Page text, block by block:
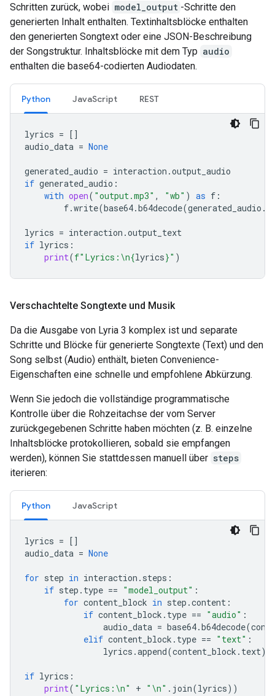
Schritten zurück, wobei model_output -Schritte den
generierten Inhalt enthalten. Textinhaltsblöcke enthalten
den generierten Songtext oder eine JSON-Beschreibung
der Songstruktur. Inhaltsblöcke mit dem Typ audio
enthalten die base64-codierten Audiodaten.
Python JavaScript REST
lyrics = []
audio_data = None
generated_audio = interaction .output_audio
if generated_audio :
with open( "output.mp3" , "wb" ) as f :
f.write(base64.b64decode(generated_audio .
lyrics = interaction .output_text
if lyrics :
print(f"Lyrics: \n{lyrics}" )
Verschachtelte Songtexte und Musik
Da die Ausgabe von Lyria 3 komplex ist und separate
Schritte und Blöcke für generierte Songtexte (Text) und den
Song selbst (Audio) enthält, bieten Convenience-
Eigenschaften eine schnelle und empfohlene Abkürzung.
Wenn Sie jedoch die vollständige programmatische
Kontrolle über die Rohzeitachse der vom Server
zurückgegebenen Schritte haben möchten (z. B. einzelne
Inhaltsblöcke protokollieren, sobald sie empfangen
werden), können Sie stattdessen manuell über steps
iterieren:
Python JavaScript
lyrics = []
audio_data = None
for step in interaction . steps :
if step . type == "model_output" :
for content_block in step .content :
if content_block . type == "audio" :
audio_data = base64.b64decode(
elif content_block . type == "text" :
lyrics .append(content_block . text)
if lyrics :
print( "Lyrics: \n" + " \n" . join(lyrics))